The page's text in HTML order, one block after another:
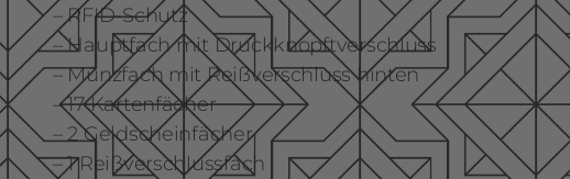
– RFID-Schutz
– Hauptfach mit Druckknopftverschluss
– Münzfach mit Reißverschluss hinten
– 17 Kartenfächer
– 2 Geldscheinfächer
– 1 Reißverschlussfach